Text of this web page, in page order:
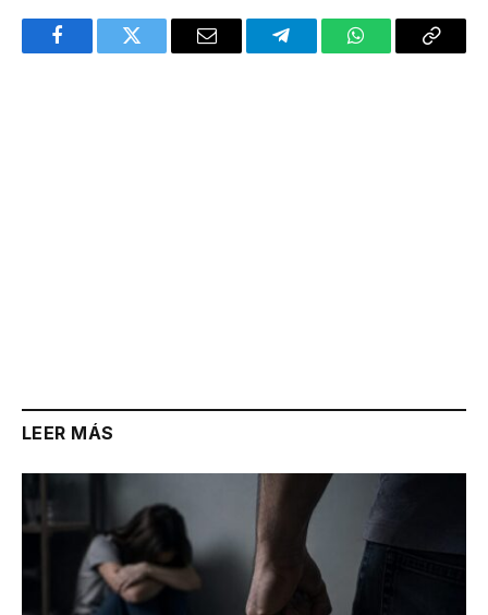
FacebookTwitter Email TelegramWhatsAppCopy
LEER MÁS